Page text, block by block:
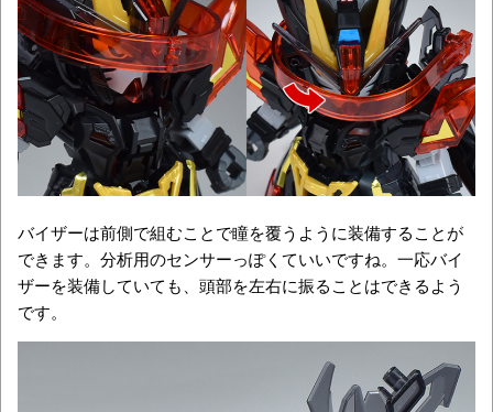
バイザーは前側で組むことで瞳を覆うように装備することが
できます。分析用のセンサーっぽくていいですね。一応バイ
ザーを装備していても、頭部を左右に振ることはできるよう
です。